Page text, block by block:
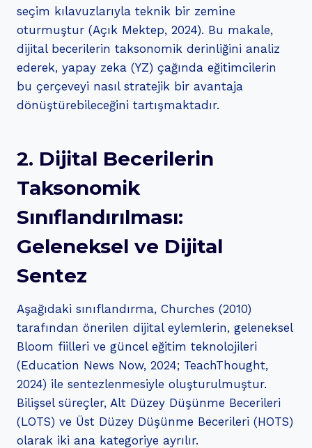
seçim kılavuzlarıyla teknik bir zemine
oturmuştur (Açık Mektep, 2024). Bu makale,
dijital becerilerin taksonomik derinliğini analiz
ederek, yapay zeka (YZ) çağında eğitimcilerin
bu çerçeveyi nasıl stratejik bir avantaja
dönüştürebileceğini tartışmaktadır.
2. Dijital Becerilerin
Taksonomik
Sınıflandırılması:
Geleneksel ve Dijital
Sentez
Aşağıdaki sınıflandırma, Churches (2010)
tarafından önerilen dijital eylemlerin, geleneksel
Bloom fiilleri ve güncel eğitim teknolojileri
(Education News Now, 2024; TeachThought,
2024) ile sentezlenmesiyle oluşturulmuştur.
Bilişsel süreçler, Alt Düzey Düşünme Becerileri
(LOTS) ve Üst Düzey Düşünme Becerileri (HOTS)
olarak iki ana kategoriye ayrılır.